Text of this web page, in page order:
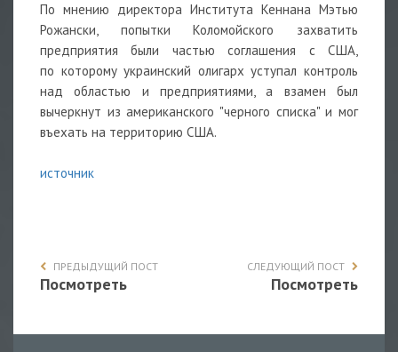
По мнению директора Института Кеннана Мэтью
Рожански, попытки Коломойского захватить
предприятия были частью соглашения с США,
по которому украинский олигарх уступал контроль
над областью и предприятиями, а взамен был
вычеркнут из американского "черного списка" и мог
въехать на территорию США.
источник
ПРЕДЫДУЩИЙ ПОСТ
Посмотреть
СЛЕДУЮЩИЙ ПОСТ
Посмотреть